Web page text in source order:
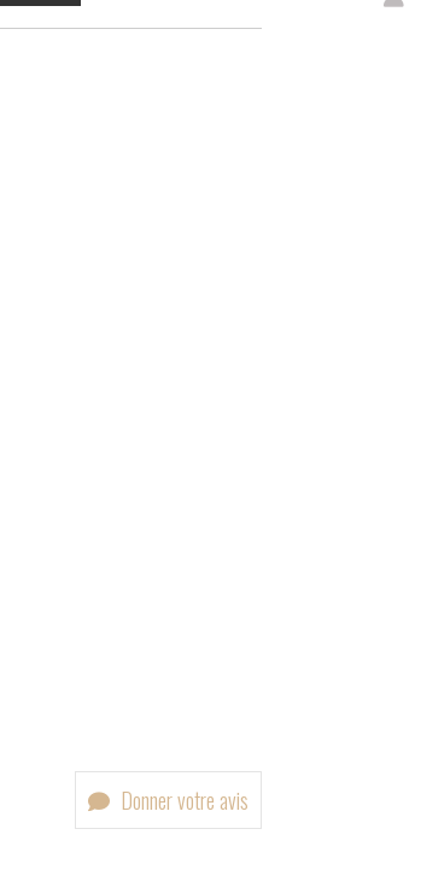
Donner votre avis